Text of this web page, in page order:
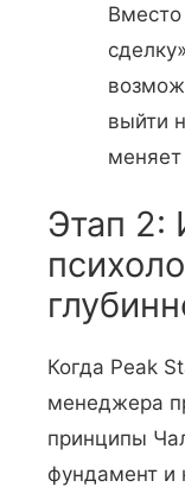
выйти
меняет
Этап 2:
Когда Peak
менеджера
принципы
фундамент и